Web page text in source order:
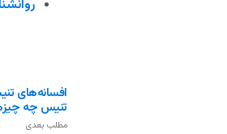
افسانه‌های
تنیس چه
مطلب بعدی